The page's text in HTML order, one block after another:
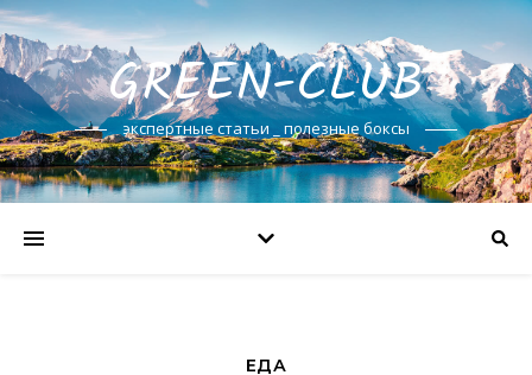
GREEN-CLUB
экспертные статьи _ полезные боксы
ЕДА